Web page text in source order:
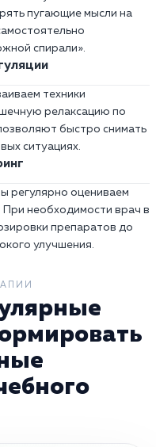
пугающие мысли на
спирали».
техники
релаксацию по
быстро снимать
ситуациях.
регулярно оцениваем
При необходимости врач в
препаратов до
улучшения.